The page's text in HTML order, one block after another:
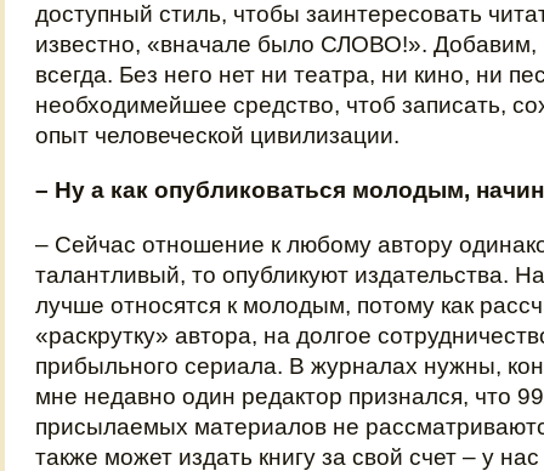
доступный стиль, чтобы заинтересовать
известно, «вначале было СЛОВО!». Добавим,
всегда. Без него нет ни театра, ни кино, ни
необходимейшее средство, чтоб записать,
опыт человеческой цивилизации.
– Ну а как опубликоваться молодым,
– Сейчас отношение к любому автору
талантливый, то опубликуют издательства.
лучше относятся к молодым, потому как
«раскрутку» автора, на долгое
прибыльного сериала. В журналах нужны,
мне недавно один редактор признался, что
присылаемых материалов не
также может издать книгу за свой счет – у